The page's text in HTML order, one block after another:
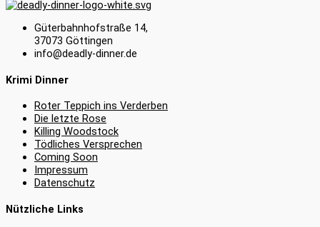
Güterbahnhofstraße 14,
37073 Göttingen
info@deadly-dinner.de
Krimi Dinner
Roter Teppich ins Verderben
Die letzte Rose
Killing Woodstock
Tödliches Versprechen
Coming Soon
Impressum
Datenschutz
Nützliche Links